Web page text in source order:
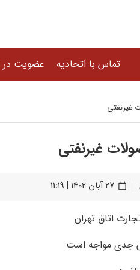
تماس با اتحادیه عضویت در
غیرنفتی
غیرنفتی
calendar_today 27 آبان 1402 | 11:19
اتاق تهران
جدی مواجه است